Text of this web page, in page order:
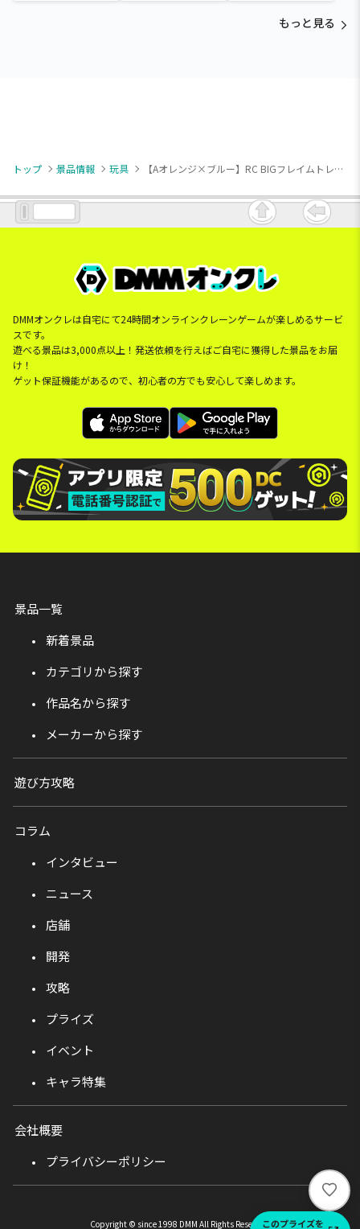
もっと見る
トップ 景品情報 玩具 【Aオレンジ×ブルー】RC BIGフレイムトレーラー
DMMオンクレは自宅にて24時間オンラインクレーンゲームが楽しめるサービ
スです。
遊べる景品は3,000点以上！発送依頼を行えばご自宅に獲得した景品をお届
け！
ゲット保証機能があるので、初心者の方でも安心して楽しめます。
い
い
このプライズを
景品一覧
新着景品
カテゴリから探す
作品名から探す
メーカーから探す
遊び方攻略
コラム
インタビュー
ニュース
店舗
開発
攻略
プライズ
イベント
キャラ特集
会社概要
プライバシーポリシー
Copyright © since 1998 DMM All Rights Reserved.